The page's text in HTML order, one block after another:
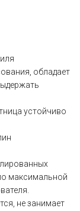
обладает
устойчиво
максимальной
не занимает